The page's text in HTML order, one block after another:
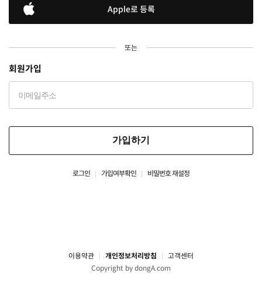
Apple로 등록
또는
회원가입
가입하기
로그인 가입여부확인 비밀번호 재설정
이용약관 개인정보처리방침
고객센터
Copyright by dongA.com